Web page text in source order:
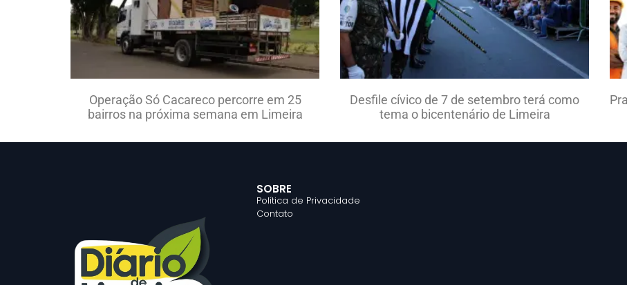
Operação Só Cacareco percorre em 25
bairros na próxima semana em Limeira
Desfile cívico de 7 de setembro terá como
tema o bicentenário de Limeira
SOBRE
Política de Privacidade
Contato